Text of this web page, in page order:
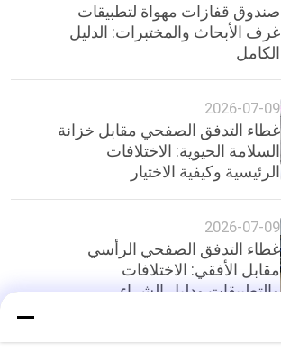
صندوق قفازات مهواة لتطبيقات
غرف الأبحاث والمختبرات: الدليل
الكامل
2026-07-09
غطاء التدفق الصفحي مقابل خزانة
السلامة الحيوية: الاختلافات
الرئيسية وكيفية الاختيار
2026-07-09
غطاء التدفق الصفحي الرأسي
مقابل الأفقي: الاختلافات
والتطبيقات ودليل الشراء